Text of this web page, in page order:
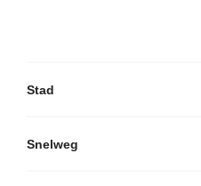
Stad
Snelweg